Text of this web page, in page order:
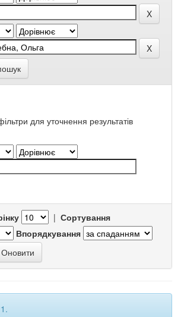
для уточнення результатів
| Сортування
Впорядкування